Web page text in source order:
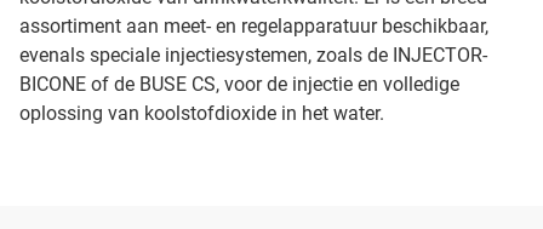
assortiment aan meet- en regelapparatuur beschikbaar,
evenals speciale injectiesystemen, zoals de INJECTOR-
BICONE of de BUSE CS, voor de injectie en volledige
oplossing van koolstofdioxide in het water.